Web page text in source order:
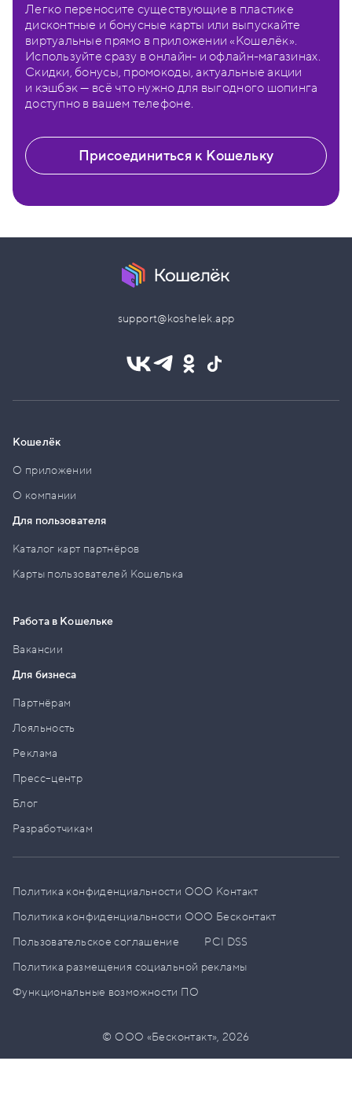
Легко переносите существующие в пластике
дисконтные и бонусные карты или выпускайте
виртуальные прямо в приложении «Кошелёк».
Используйте сразу в онлайн- и офлайн-магазинах.
Скидки, бонусы, промокоды, актуальные акции
и кэшбэк — всё что нужно для выгодного шопинга
доступно в вашем телефоне.
Присоединиться к Кошельку
support@koshelek.app
Кошелёк
О приложении
О компании
Для пользователя
Каталог карт партнёров
Карты пользователей Кошелька
Работа в Кошельке
Вакансии
Для бизнеса
Партнёрам
Лояльность
Реклама
Пресс–центр
Блог
Разработчикам
Политика конфиденциальности ООО Контакт
Политика конфиденциальности ООО Бесконтакт
Пользовательское соглашение
PCI DSS
Политика размещения социальной рекламы
Функциональные возможности ПО
© ООО «Бесконтакт»,2026